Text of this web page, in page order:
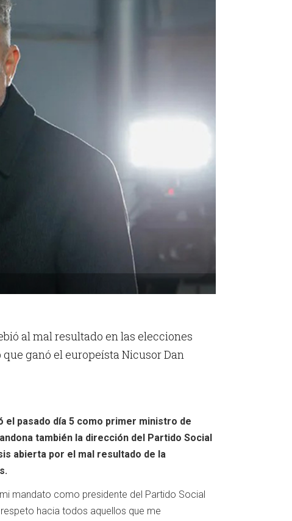
al mal resultado en las elecciones
ganó el europeísta Nicusor Dan
el pasado día 5 como primer ministro de
también la dirección del Partido Social
abierta por el mal resultado de la
mandato como presidente del Partido Social
hacia todos aquellos que me